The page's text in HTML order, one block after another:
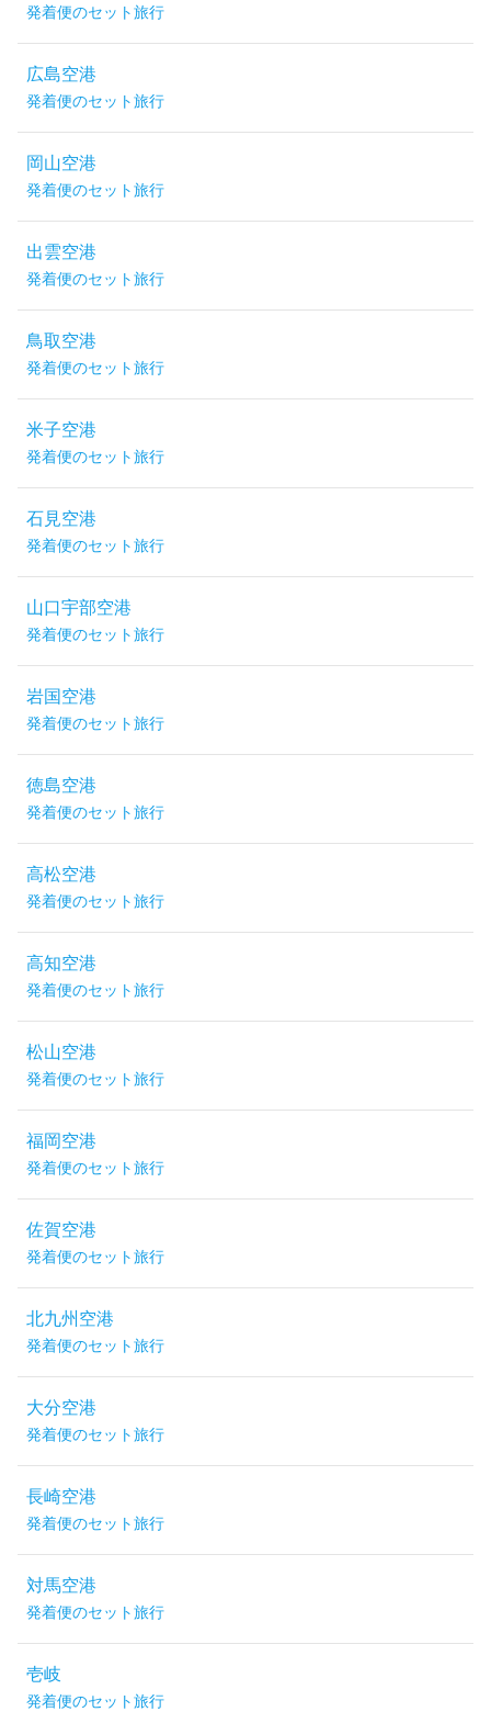
発着便のセット旅行
広島空港
発着便のセット旅行
岡山空港
発着便のセット旅行
出雲空港
発着便のセット旅行
鳥取空港
発着便のセット旅行
米子空港
発着便のセット旅行
石見空港
発着便のセット旅行
山口宇部空港
発着便のセット旅行
岩国空港
発着便のセット旅行
徳島空港
発着便のセット旅行
高松空港
発着便のセット旅行
高知空港
発着便のセット旅行
松山空港
発着便のセット旅行
福岡空港
発着便のセット旅行
佐賀空港
発着便のセット旅行
北九州空港
発着便のセット旅行
大分空港
発着便のセット旅行
長崎空港
発着便のセット旅行
対馬空港
発着便のセット旅行
壱岐
発着便のセット旅行